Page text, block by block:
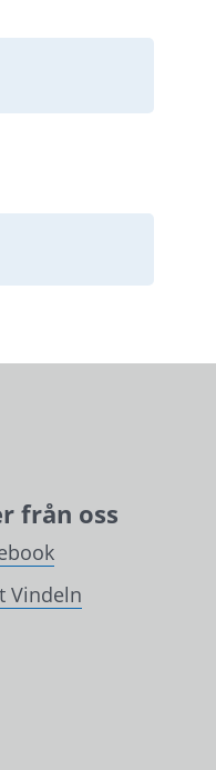
från oss
Vindeln